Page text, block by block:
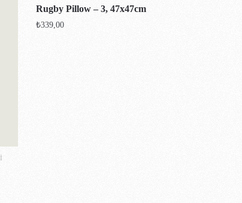
Rugby Pillow – 3, 47x47cm
₺339,00